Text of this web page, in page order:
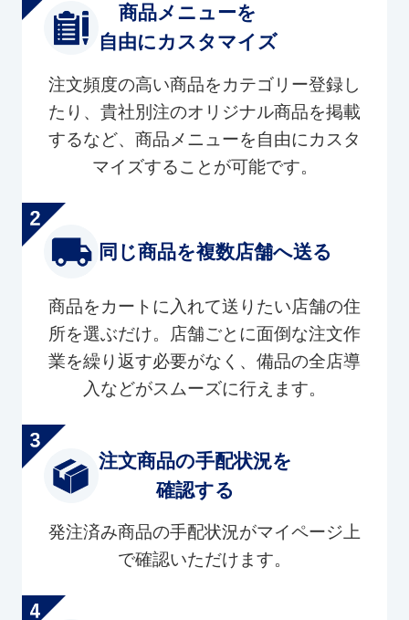
商品メニューを
自由にカスタマイズ
注文頻度の高い商品をカテゴリー登録し
たり、貴社別注のオリジナル商品を掲載
するなど、商品メニューを自由にカスタ
マイズすることが可能です。
同じ商品を複数店舗へ送る
商品をカートに入れて送りたい店舗の住
所を選ぶだけ。店舗ごとに面倒な注文作
業を繰り返す必要がなく、備品の全店導
入などがスムーズに行えます。
注文商品の手配状況を
確認する
発注済み商品の手配状況がマイページ上
で確認いただけます。